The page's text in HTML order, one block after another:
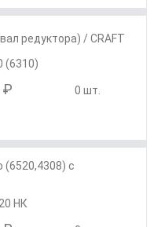
редуктора) / CRAFT
(6310)
₽ 0 шт.
(6520,4308) с
НК